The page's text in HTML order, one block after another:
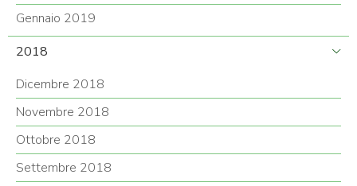
Gennaio 2019
2018
Dicembre 2018
Novembre 2018
Ottobre 2018
Settembre 2018